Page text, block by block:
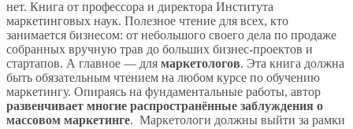
нет. Книга от профессора и директора Института
маркетинговых наук. Полезное чтение для всех, кто
занимается бизнесом: от небольшого своего дела по продаже
собранных вручную трав до больших бизнес-проектов и
стартапов. А главное — для маркетологов. Эта книга должна
быть обязательным чтением на любом курсе по обучению
маркетингу. Опираясь на фундаментальные работы, автор
развенчивает многие распространённые заблуждения о
массовом маркетинге. Маркетологи должны выйти за рамки